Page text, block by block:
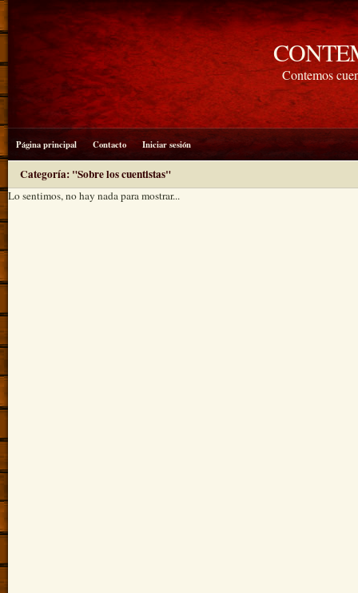
Contemos
Página principal Contacto Iniciar sesión
Categoría: "Sobre los cuentistas"
Lo sentimos, no hay nada para mostrar...